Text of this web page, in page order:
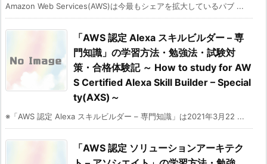
Amazon Web Services(AWS)は今最もシェアを拡大しているパブ ...
「AWS 認定 Alexa スキルビルダー – 専
門知識」の学習方法・勉強法・試験対
策・合格体験記 ～ How to study for AW
S Certified Alexa Skill Builder – Special
ty(AXS)～
※「AWS 認定 Alexa スキルビルダー – 専門知識」は2021年3月22 ...
「AWS 認定 ソリューションアーキテク